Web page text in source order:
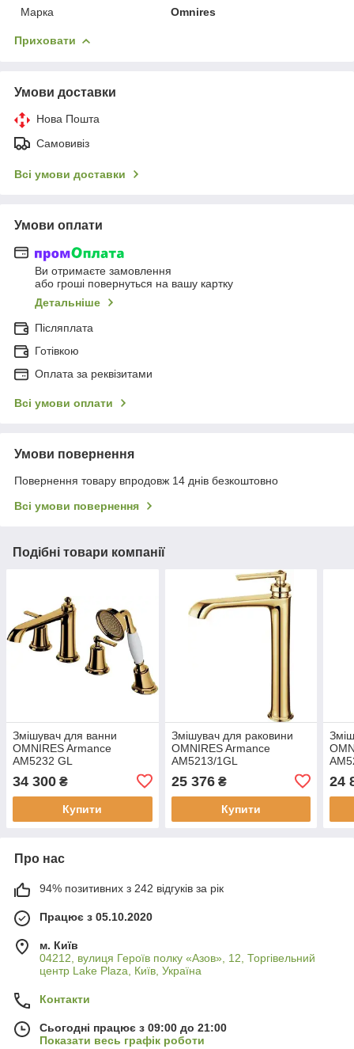
Марка
Omnires
Приховати
Умови доставки
Нова Пошта
Самовивіз
Всі умови доставки
Умови оплати
Ви отримаєте замовлення
або гроші повернуться на вашу картку
Детальніше
Післяплата
Готівкою
Оплата за реквізитами
Всі умови оплати
Умови повернення
Повернення товару впродовж 14 днів безкоштовно
Всі умови повернення
Подібні товари компанії
Змішувач для ванни
OMNIRES Armance
AM5232 GL
34 300 ₴
Купити
Змішувач для раковини
OMNIRES Armance
AM5213/1GL
25 376₴
Купити
24
Про нас
94% позитивних з 242 відгуків за рік
Працює з 05.10.2020
м. Київ
04212, вулиця Героїв полку «Азов», 12, Торгівельний
центр Lake Plaza, Київ, Україна
Контакти
Сьогодні працює з 09:00 до 21:00
Показати весь графік роботи